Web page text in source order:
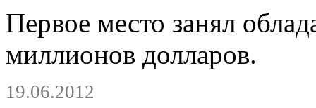
Первое место занял
миллионов долларов.
19.06.2012